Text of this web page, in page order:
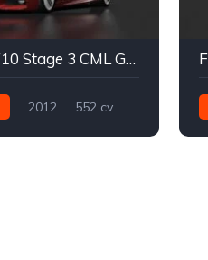
BMW 530D F10 Stage 3 CML GAMING
2012
552 cv